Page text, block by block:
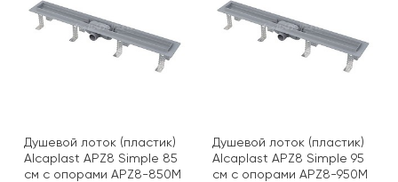
Душевой лоток (пластик)
Alcaplast APZ8 Simple 85
см с опорами APZ8-850M
Душевой лоток (пластик)
Alcaplast APZ8 Simple 95
см с опорами APZ8-950M